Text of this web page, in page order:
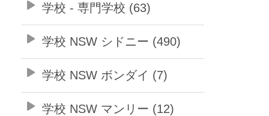
学校 - 専門学校 (63)
学校 NSW シドニー (490)
学校 NSW ボンダイ (7)
学校 NSW マンリー (12)